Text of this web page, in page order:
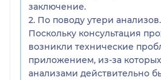
заключение.
2. По поводу утери анализов.
Поскольку консультация
возникли технические
приложением, из-за
анализами действительно